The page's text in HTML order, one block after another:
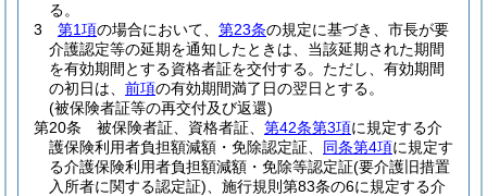
る。
3
第1項の場合において、 第23条の規定に基づき、市長が要
介護認定等の延期を通知したときは、当該延期された期間
を有効期間とする資格者証を交付する。 ただし、有効期間
の初日は、 前項の有効期間満了日の翌日とする。
(被保険者証等の再交付及び返還)
第20条
被保険者証、資格者証、 第42条第3項に規定する介
護保険利用者負担額減額・免除認定証、 同条第4項に規定す
る介護保険利用者負担額減額・免除等認定証(要介護旧措置
入所者に関する認定証) 、施行規則第83条の6に規定する介